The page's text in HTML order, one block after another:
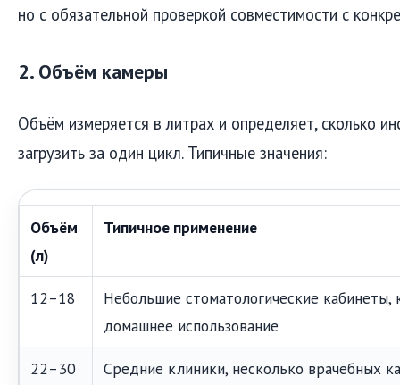
но с обязательной проверкой совместимости с
2. Объём камеры
Объём измеряется в литрах и определяет, сколько
загрузить за один цикл. Типичные значения:
Объём
(л)
Типичное применение
12–18
Небольшие стоматологические кабинеты,
домашнее использование
22–30 Средние клиники, несколько врачебных